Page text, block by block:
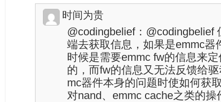
时间为贵
@codingbelief：@codingbelief
端去获取信息，如果是emmc器
时候是需要emmc fw的信息来
的，而fw的信息又无法反馈给
mc器件本身的问题时使如何获
对nand、emmc cache之类的操